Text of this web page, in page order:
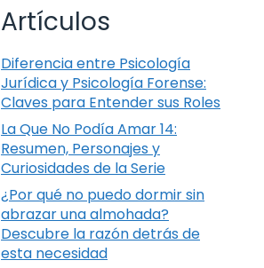
Artículos
Diferencia entre Psicología
Jurídica y Psicología Forense:
Claves para Entender sus Roles
La Que No Podía Amar 14:
Resumen, Personajes y
Curiosidades de la Serie
¿Por qué no puedo dormir sin
abrazar una almohada?
Descubre la razón detrás de
esta necesidad